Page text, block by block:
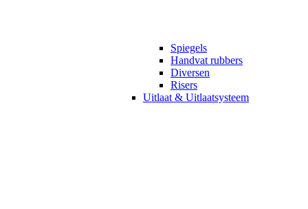
Spiegels
Handvat rubbers
Diversen
Risers
Uitlaat & Uitlaatsysteem